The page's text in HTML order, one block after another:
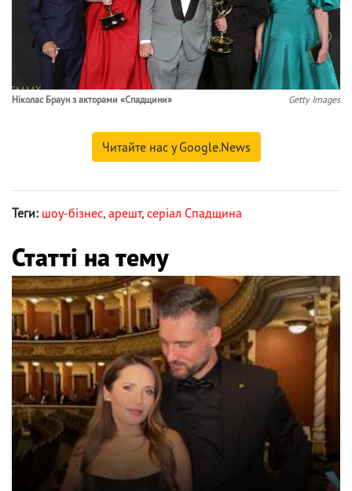
Ніколас Браун з акторами «Спадщини» Getty Images
Читайте нас у Google.News
Теги: шоу-бізнес, арешт, серіал Спадщина
Статті на тему